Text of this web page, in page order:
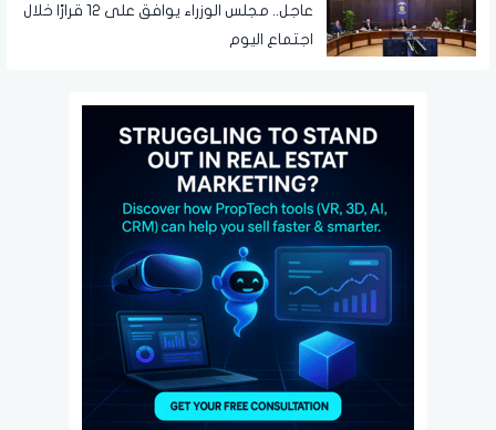
عاجل.. مجلس الوزراء يوافق على 12 قرارًا خلال
اجتماع اليوم